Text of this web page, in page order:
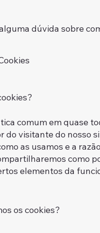
dúvida sobre
comum em quase
do visitante do nosso
as usamos e a
como
elementos da
os cookies?